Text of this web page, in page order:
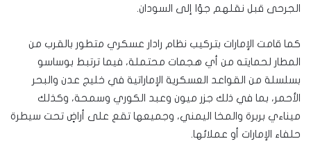
الجرحى قبل نقلهم جوًا إلى السودان.
كما قامت الإمارات بتركيب نظام رادار عسكري متطور بالقرب من
المطار لحمايته من أي هجمات محتملة، فيما ترتبط بوساسو
بسلسلة من القواعد العسكرية الإماراتية في خليج عدن والبحر
الأحمر، بما في ذلك جزر ميون وعبد الكوري وسمحة، وكذلك
ميناءي بربرة والمخا اليمني، وجميعها تقع على أراضٍ تحت سيطرة
حلفاء الإمارات أو عملائها.